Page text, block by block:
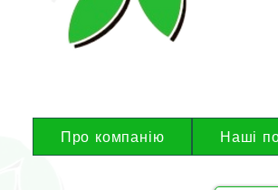
Про компанію Наші